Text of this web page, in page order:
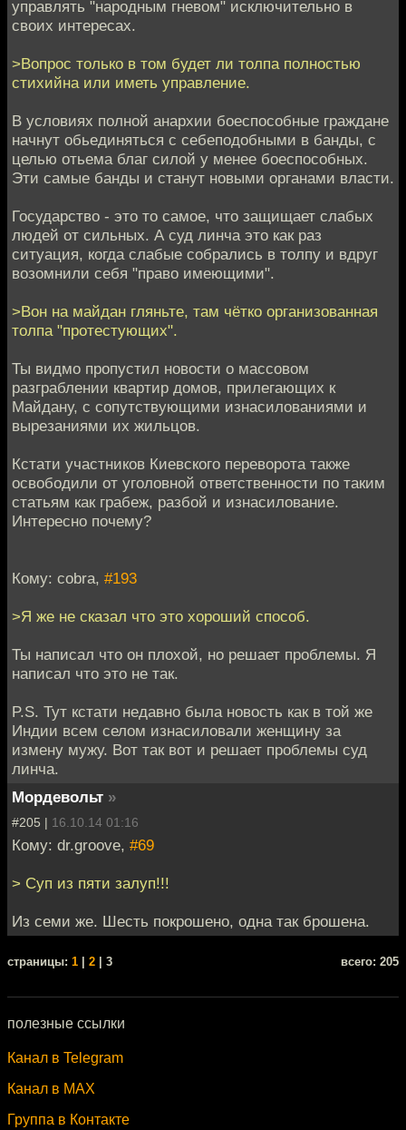
управлять "народным гневом" исключительно в
своих интересах.
>Вопрос только в том будет ли толпа полностью
стихийна или иметь управление.
В условиях полной анархии боеспособные граждане
начнут обьединяться с себеподобными в банды, с
целью отьема благ силой у менее боеспособных.
Эти самые банды и станут новыми органами власти.
Государство - это то самое, что защищает слабых
людей от сильных. А суд линча это как раз
ситуация, когда слабые собрались в толпу и вдруг
возомнили себя "право имеющими".
>Вон на майдан гляньте, там чётко организованная
толпа "протестующих".
Ты видмо пропустил новости о массовом
разграблении квартир домов, прилегающих к
Майдану, с сопутствующими изнасилованиями и
вырезаниями их жильцов.
Кстати участников Киевского переворота также
освободили от уголовной ответственности по таким
статьям как грабеж, разбой и изнасилование.
Интересно почему?
Кому: cobra, #193
>Я же не сказал что это хороший способ.
Ты написал что он плохой, но решает проблемы. Я
написал что это не так.
P.S. Тут кстати недавно была новость как в той же
Индии всем селом изнасиловали женщину за
измену мужу. Вот так вот и решает проблемы суд
линча.
Мордевольт »
#205 | 16.10.14 01:16
Кому: dr.groove, #69
> Суп из пяти залуп!!!
Из семи же. Шесть покрошено, одна так брошена.
cтраницы: 1 2 | 3 всего: 205
полезные ссылки
Канал в Telegram
Канал в MAX
Группа в Контакте